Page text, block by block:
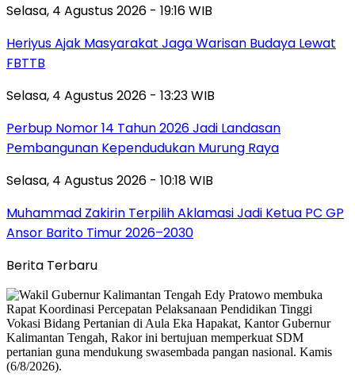
Selasa, 4 Agustus 2026 - 19:16 WIB
Heriyus Ajak Masyarakat Jaga Warisan Budaya Lewat
FBTTB
Selasa, 4 Agustus 2026 - 13:23 WIB
Perbup Nomor 14 Tahun 2026 Jadi Landasan
Pembangunan Kependudukan Murung Raya
Selasa, 4 Agustus 2026 - 10:18 WIB
Muhammad Zakirin Terpilih Aklamasi Jadi Ketua PC GP
Ansor Barito Timur 2026–2030
Berita Terbaru